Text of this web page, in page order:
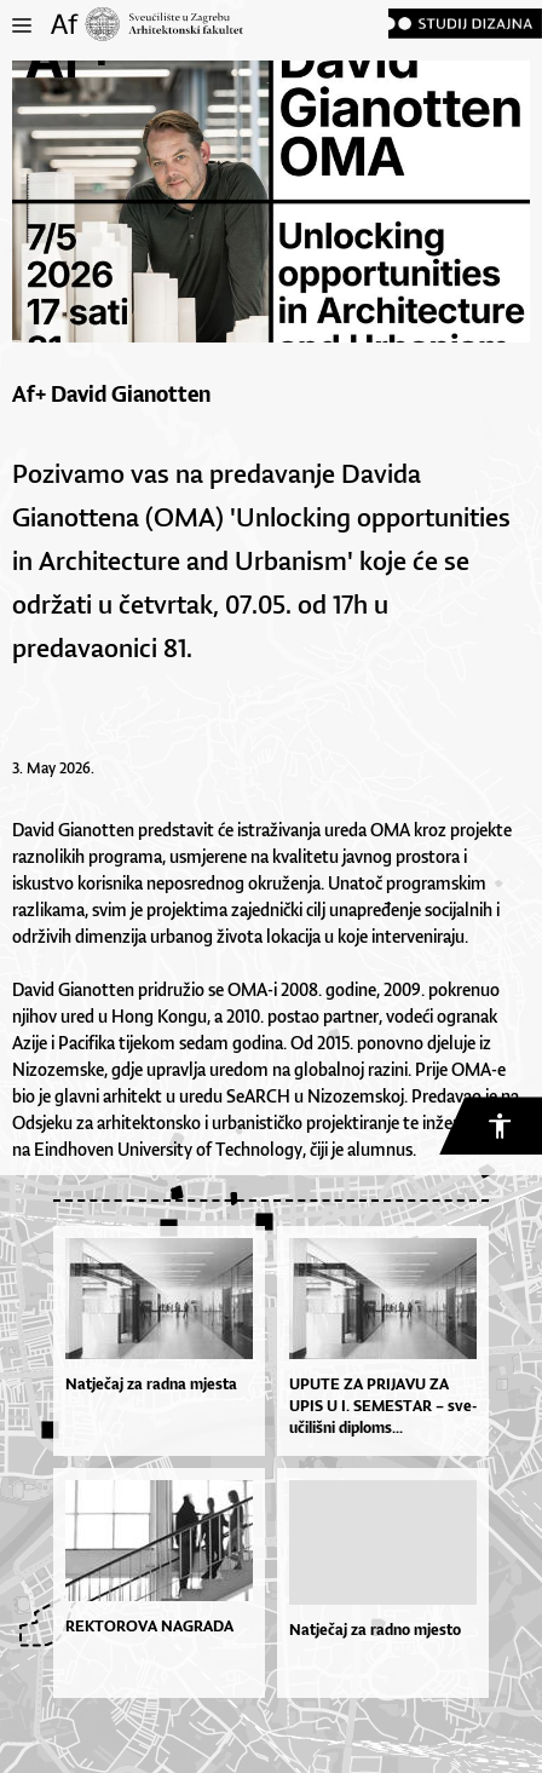
Af+ David Gianotten
Pozivamo vas na predavanje Davida
Gianottena (OMA) 'Unlocking opportunities
in Architecture and Urbanism' koje će se
održati u četvrtak, 07.05. od 17h u
predavaonici 81.
3. May 2026.
David Gianotten predstavit će istraživanja ureda OMA kroz projekte
raznolikih programa, usmjerene na kvalitetu javnog prostora i
iskustvo korisnika neposrednog okruženja. Unatoč programskim
razlikama, svim je projektima zajednički cilj unapređenje socijalnih i
održivih dimenzija urbanog života lokacija u koje interveniraju.
David Gianotten pridružio se OMA-i 2008. godine, 2009. pokrenuo
njihov ured u Hong Kongu, a 2010. postao partner, vodeći ogranak
Azije i Pacifika tijekom sedam godina. Od 2015. ponovno djeluje iz
Nizozemske, gdje upravlja uredom na globalnoj razini. Prije OMA-e
bio je glavni arhitekt u uredu SeARCH u Nizozemskoj. Predavao je na
Odsjeku za arhitektonsko i urbanističko projektiranje te inženjerstvo
na Eindhoven University of Technology, čiji je alumnus.
Natječaj za radna mjesta
UPU­TE ZA PRI­JA­VU ZA
UPIS U I. SE­MES­TAR – sve­
u­či­liš­ni di­plo­ms...
REKTOROVA NAGRADA Natječaj za radno mjesto